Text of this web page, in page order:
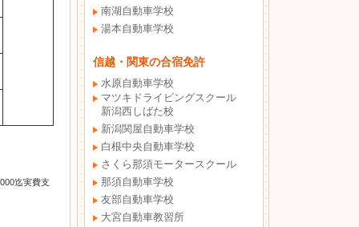
迄実費支
南湖自動車学校
湯本自動車学校
信越・関東の合宿免許
水原自動車学校
マツキドライビングスクール
新潟西しばた校
新潟関屋自動車学校
白根中央自動車学校
さくら那須モータースクール
那須自動車学校
友部自動車学校
大宮自動車教習所